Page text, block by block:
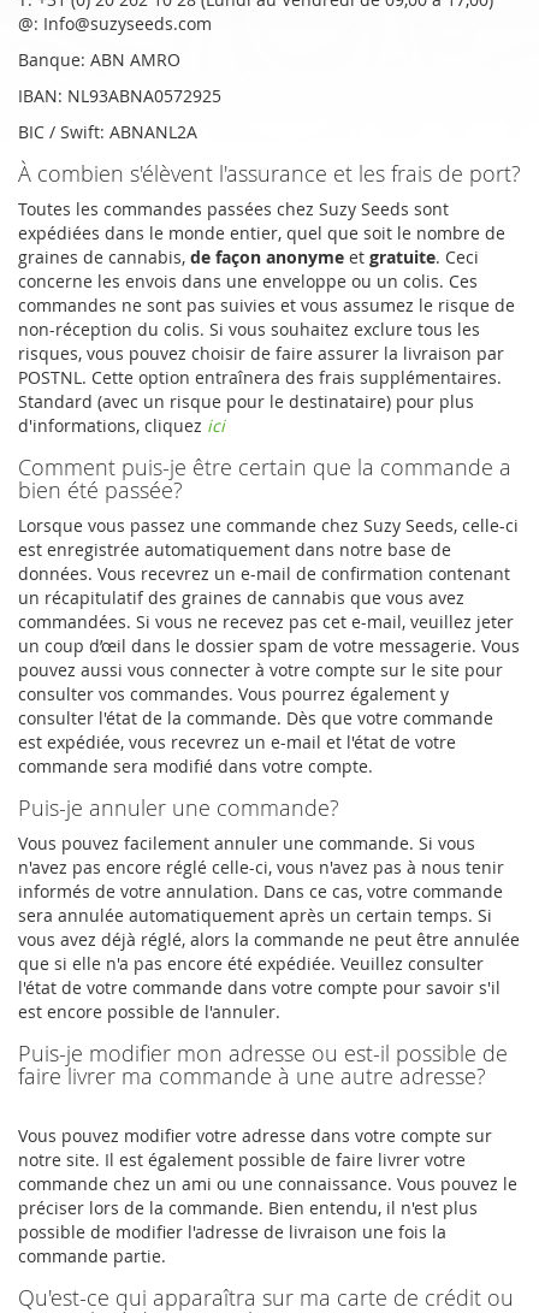
@: Info@suzyseeds.com
Banque: ABN AMRO
IBAN: NL93ABNA0572925
BIC / Swift: ABNANL2A
À combien s'élèvent l'assurance et les frais de port?
Toutes les commandes passées chez Suzy Seeds sont
expédiées dans le monde entier, quel que soit le nombre de
graines de cannabis, de façon anonyme et gratuite. Ceci
concerne les envois dans une enveloppe ou un colis. Ces
commandes ne sont pas suivies et vous assumez le risque de
non-réception du colis. Si vous souhaitez exclure tous les
risques, vous pouvez choisir de faire assurer la livraison par
POSTNL. Cette option entraînera des frais supplémentaires.
Standard (avec un risque pour le destinataire) pour plus
d'informations, cliquez ici
Comment puis-je être certain que la commande a
bien été passée?
Lorsque vous passez une commande chez Suzy Seeds, celle-ci
est enregistrée automatiquement dans notre base de
données. Vous recevrez un e-mail de confirmation contenant
un récapitulatif des graines de cannabis que vous avez
commandées. Si vous ne recevez pas cet e-mail, veuillez jeter
un coup d’œil dans le dossier spam de votre messagerie. Vous
pouvez aussi vous connecter à votre compte sur le site pour
consulter vos commandes. Vous pourrez également y
consulter l'état de la commande. Dès que votre commande
est expédiée, vous recevrez un e-mail et l'état de votre
commande sera modifié dans votre compte.
Puis-je annuler une commande?
Vous pouvez facilement annuler une commande. Si vous
n'avez pas encore réglé celle-ci, vous n'avez pas à nous tenir
informés de votre annulation. Dans ce cas, votre commande
sera annulée automatiquement après un certain temps. Si
vous avez déjà réglé, alors la commande ne peut être annulée
que si elle n'a pas encore été expédiée. Veuillez consulter
l'état de votre commande dans votre compte pour savoir s'il
est encore possible de l'annuler.
Puis-je modifier mon adresse ou est-il possible de
faire livrer ma commande à une autre adresse?
Vous pouvez modifier votre adresse dans votre compte sur
notre site. Il est également possible de faire livrer votre
commande chez un ami ou une connaissance. Vous pouvez le
préciser lors de la commande. Bien entendu, il n'est plus
possible de modifier l'adresse de livraison une fois la
commande partie.
Qu'est-ce qui apparaîtra sur ma carte de crédit ou